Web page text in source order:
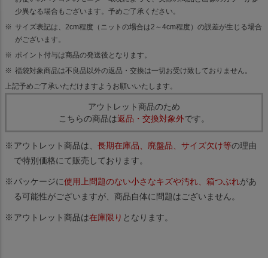
少異なる場合もございます。予めご了承ください。
サイズ表記は、2cm程度（ニットの場合は2～4cm程度）の誤差が生じる場合
がございます。
ポイント付与は商品の発送後となります。
福袋対象商品は不良品以外の返品・交換は一切お受け致しておりません。
上記予めご了承いただけますようお願いいたします。
アウトレット商品のため
こちらの商品は返品・交換対象外です。
アウトレット商品は、 長期在庫品、廃盤品、サイズ欠け等の理由
で特別価格にて販売しております。
パッケージに使用上問題のない小さなキズや汚れ、箱つぶれがあ
る可能性がございますが、商品自体に問題はございません。
アウトレット商品は在庫限り となります。